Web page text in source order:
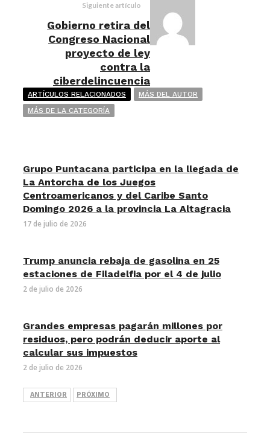
Siguiente artículo
Gobierno retira del
Congreso Nacional
proyecto de ley
contra la
ciberdelincuencia
ARTÍCULOS RELACIONADOS
MÁS DEL AUTOR
MÁS DE LA CATEGORÍA
Grupo Puntacana participa en la llegada de
La Antorcha de los Juegos
Centroamericanos y del Caribe Santo
Domingo 2026 a la provincia La Altagracia
17 de julio de 2026
Trump anuncia rebaja de gasolina en 25
estaciones de Filadelfia por el 4 de julio
2 de julio de 2026
Grandes empresas pagarán millones por
residuos, pero podrán deducir aporte al
calcular sus impuestos
2 de julio de 2026
ANTERIOR PRÓXIMO